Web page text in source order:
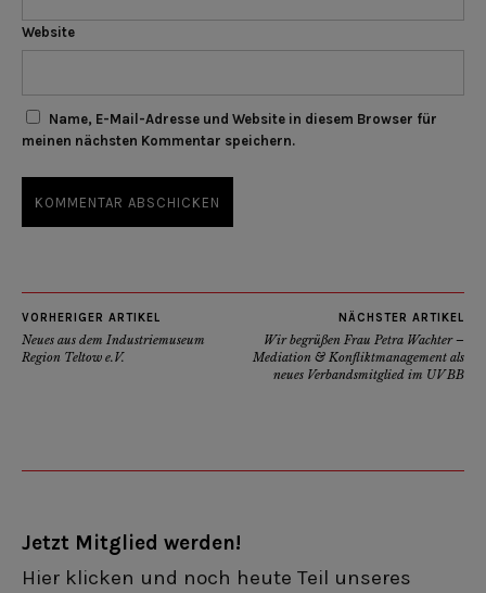
Website
Name, E-Mail-Adresse und Website in diesem Browser für
meinen nächsten Kommentar speichern.
VORHERIGER ARTIKEL
Neues aus dem Industriemuseum
Region Teltow e.V.
NÄCHSTER ARTIKEL
Wir begrüßen Frau Petra Wachter –
Mediation & Konfliktmanagement als
neues Verbandsmitglied im UV BB
Jetzt Mitglied werden!
Hier klicken und noch heute Teil unseres